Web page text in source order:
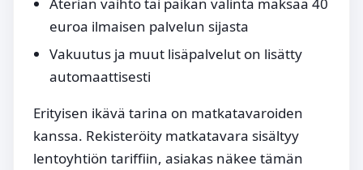
euroa ilmaisen palvelun sijasta
Vakuutus ja muut lisäpalvelut on lisätty
automaattisesti
Erityisen ikävä tarina on matkatavaroiden
kanssa. Rekisteröity matkatavara sisältyy
lentoyhtiön tariffiin, asiakas näkee tämän